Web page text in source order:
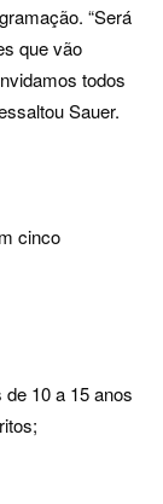
“Será
que vão
todos
Sauer.
cinco
de 10 a 15 anos